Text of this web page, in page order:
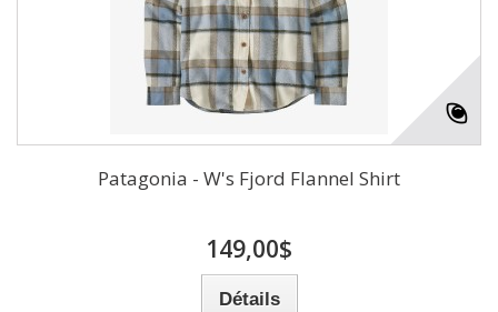
Patagonia - W's Fjord Flannel Shirt
149,00$
Détails